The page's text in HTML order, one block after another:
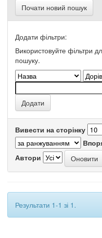
Почати новий пошук
Додати фільтри:
Використовуйте фільтри
пошуку.
Вивести на сторінку
Автори
Результати 1-1 зі 1.